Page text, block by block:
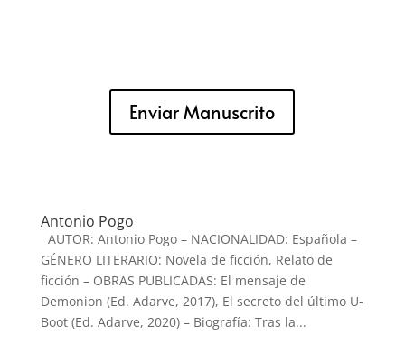
Enviar Manuscrito
Antonio Pogo
AUTOR: Antonio Pogo – NACIONALIDAD: Española –
GÉNERO LITERARIO: Novela de ficción, Relato de
ficción – OBRAS PUBLICADAS: El mensaje de
Demonion (Ed. Adarve, 2017), El secreto del último U-
Boot (Ed. Adarve, 2020) – Biografía: Tras la...